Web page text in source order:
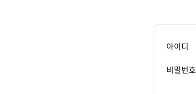
아이디
비밀번호